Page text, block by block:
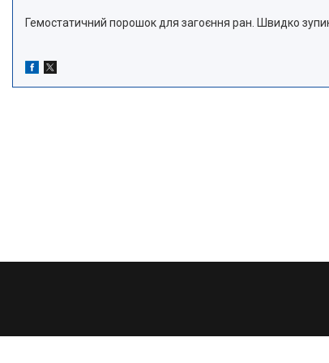
Гемостатичний порошок для загоєння ран. Швидко